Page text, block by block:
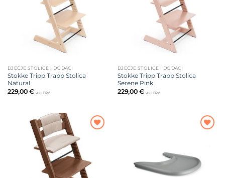
DJEČJE STOLICE I DODACI
Stokke Tripp Trapp Stolica
Natural
229,00 € uklj. PDV
DJEČJE STOLICE I DODACI
Stokke Tripp Trapp Stolica
Serene Pink
229,00 € uklj. PDV